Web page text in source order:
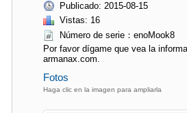
Publicado: 2015-08-15
Vistas: 16
Número de serie：enoMook8
Por favor dígame que vea la
armanax.com.
Fotos
Haga clic en la imagen para ampliarla